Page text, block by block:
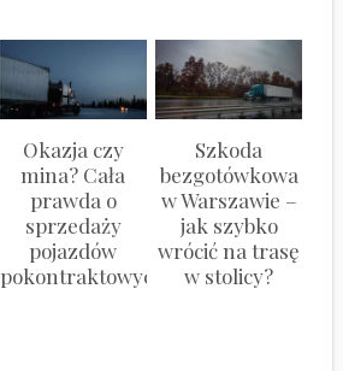
Okazja czy
mina? Cała
prawda o
sprzedaży
pojazdów
pokontraktowych
Szkoda
bezgotówkowa
w Warszawie –
jak szybko
wrócić na trasę
w stolicy?